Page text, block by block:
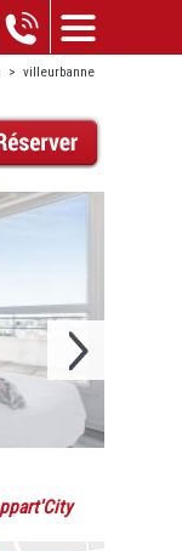
> villeurbanne